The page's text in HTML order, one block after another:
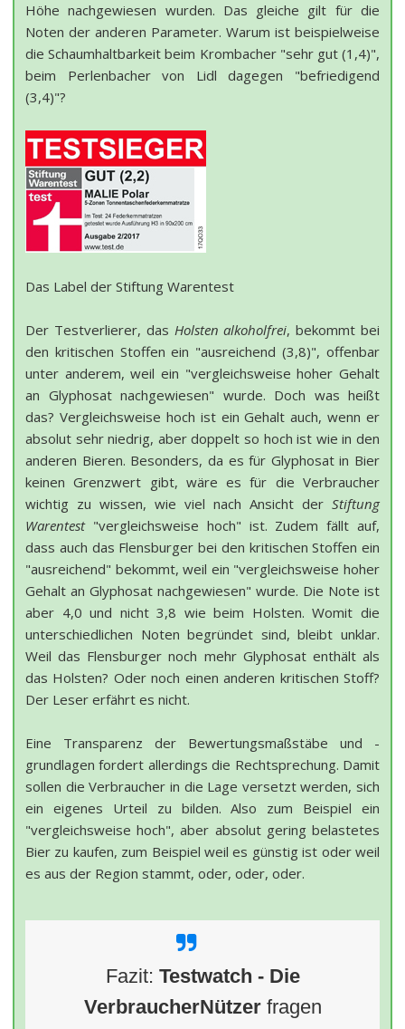
Höhe nachgewiesen wurden. Das gleiche gilt für die
Noten der anderen Parameter. Warum ist beispielweise
die Schaumhaltbarkeit beim Krombacher "sehr gut (1,4)",
beim Perlenbacher von Lidl dagegen "befriedigend
(3,4)"?
Das Label der Stiftung Warentest
Der Testverlierer, das Holsten alkoholfrei, bekommt bei
den kritischen Stoffen ein "ausreichend (3,8)", offenbar
unter anderem, weil ein "vergleichsweise hoher Gehalt
an Glyphosat nachgewiesen" wurde. Doch was heißt
das? Vergleichsweise hoch ist ein Gehalt auch, wenn er
absolut sehr niedrig, aber doppelt so hoch ist wie in den
anderen Bieren. Besonders, da es für Glyphosat in Bier
keinen Grenzwert gibt, wäre es für die Verbraucher
wichtig zu wissen, wie viel nach Ansicht der Stiftung
Warentest"vergleichsweise hoch" ist. Zudem fällt auf,
dass auch das Flensburger bei den kritischen Stoffen ein
"ausreichend" bekommt, weil ein "vergleichsweise hoher
Gehalt an Glyphosat nachgewiesen" wurde. Die Note ist
aber 4,0 und nicht 3,8 wie beim Holsten. Womit die
unterschiedlichen Noten begründet sind, bleibt unklar.
Weil das Flensburger noch mehr Glyphosat enthält als
das Holsten? Oder noch einen anderen kritischen Stoff?
Der Leser erfährt es nicht.
Eine Transparenz der Bewertungsmaßstäbe und -
grundlagen fordert allerdings die Rechtsprechung. Damit
sollen die Verbraucher in die Lage versetzt werden, sich
ein eigenes Urteil zu bilden. Also zum Beispiel ein
"vergleichsweise hoch", aber absolut gering belastetes
Bier zu kaufen, zum Beispiel weil es günstig ist oder weil
es aus der Region stammt, oder, oder, oder.
Fazit: Testwatch - Die
VerbraucherNützerfragen